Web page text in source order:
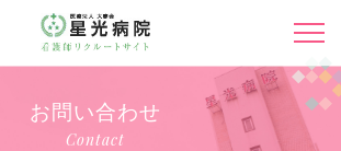
お問い合わせ
Contact